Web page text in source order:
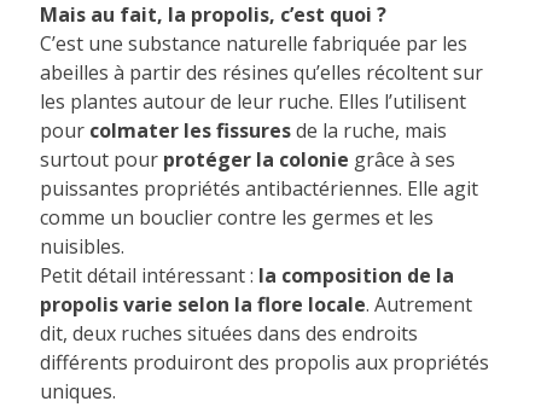
Mais au fait, la propolis, c’est quoi ?
C’est une substance naturelle fabriquée par les
abeilles à partir des résines qu’elles récoltent sur
les plantes autour de leur ruche. Elles l’utilisent
pour colmater les fissuresde la ruche, mais
surtout pour protéger la colonie grâce à ses
puissantes propriétés antibactériennes. Elle agit
comme un bouclier contre les germes et les
nuisibles.
Petit détail intéressant : la composition de la
propolis varie selon la flore locale. Autrement
dit, deux ruches situées dans des endroits
différents produiront des propolis aux propriétés
uniques.